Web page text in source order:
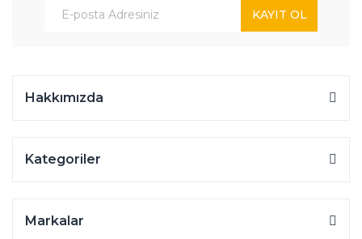
KAYIT OL
Hakkımızda
Kategoriler
Markalar